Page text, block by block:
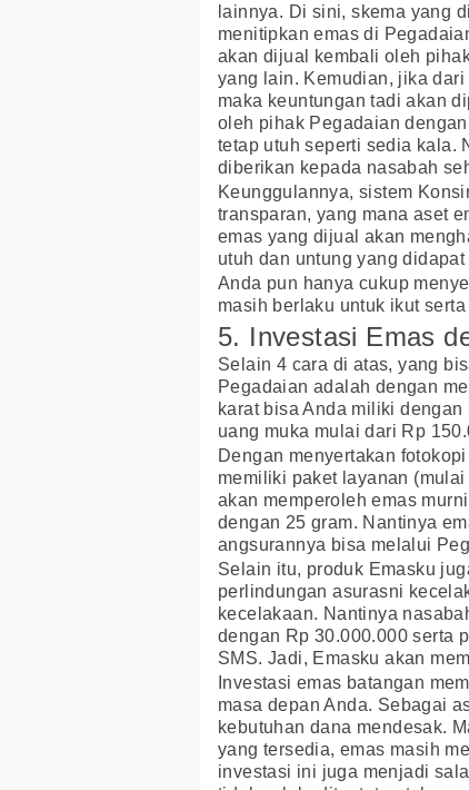
lainnya. Di sini, skema yang
menitipkan emas di
akan dijual kembali oleh
yang lain. Kemudian, jika
maka keuntungan tadi akan
oleh pihak Pegadaian
tetap utuh seperti sedia kala.
diberikan kepada nasabah
Keunggulannya, sistem
transparan, yang mana aset
emas yang dijual akan
utuh dan untung yang
Anda pun hanya cukup
masih berlaku untuk ikut
5. Investasi Emas
Selain 4 cara di atas, yang
Pegadaian adalah dengan
karat bisa Anda miliki
uang muka mulai dari Rp
Dengan menyertakan
memiliki paket layanan
akan memperoleh emas
dengan 25 gram. Nantinya
angsurannya bisa melalui
Selain itu, produk Emasku
perlindungan asurasni
kecelakaan. Nantinya
dengan Rp 30.000.000 serta
SMS. Jadi, Emasku akan
Investasi emas batangan
masa depan Anda. Sebagai
kebutuhan dana mendesak.
yang tersedia, emas masih
investasi ini juga menjadi